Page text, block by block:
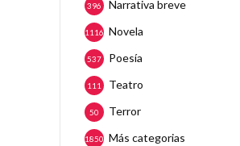
Narrativa breve
396
Novela
1116
Poesía
537
Teatro
111
Terror
50
Más categorias
1850